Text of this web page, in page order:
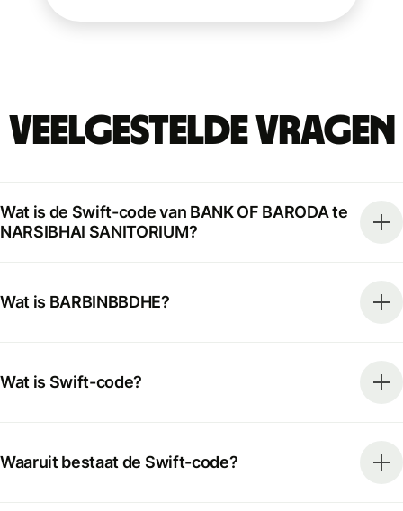
Veelgestelde vragen
Wat is de Swift-code van BANK OF BARODA te
NARSIBHAI SANITORIUM?
Wat is BARBINBBDHE?
Wat is Swift-code?
Waaruit bestaat de Swift-code?